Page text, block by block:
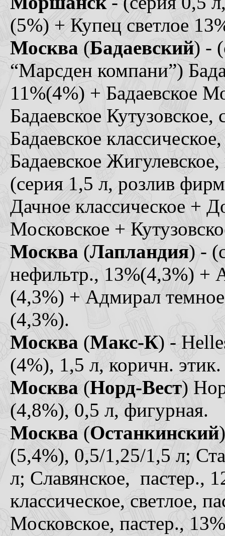
(5%) + Купец светлое
Москва (Бадаевский) -
“Марсден компани”)
11%(4%) + Бадаевское
Бадаевское
Бадаевское
Бадаевское
(серия 1,5 л, розлив
Дачное классическое +
Московское +
Москва (Лапландия) -
нефильтр., 13%(4,3%) +
(4,3%) + Адмирал
(4,3%).
Москва (Макс-К) -
(4%), 1,5 л, коричн. этик.
Москва(Норд-Вест)
(4,8%), 0,5 л, фигурная.
Москва (Останкинский
(5,4%), 0,5/1,25/1,5 л;
л; Славянское, пастер.,
классическое, светлое,
Московское, пастер.,